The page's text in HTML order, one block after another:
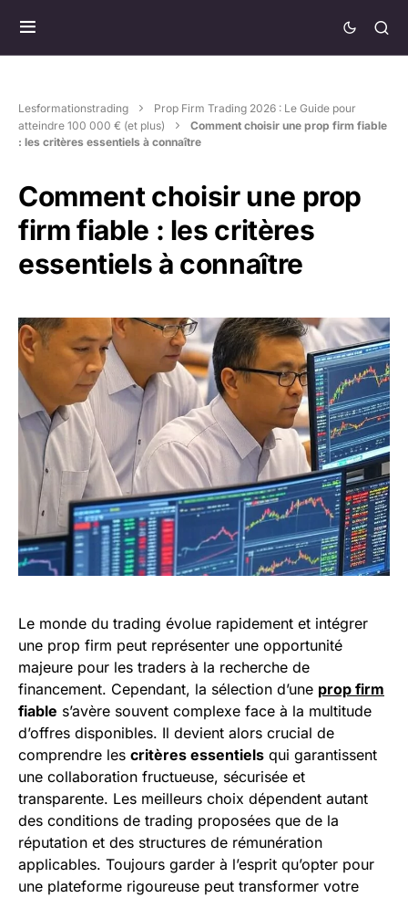
Lesformationstrading
Prop Firm Trading 2026 : Le Guide pour
atteindre 100 000 € (et plus)
Comment choisir une prop firm fiable
: les critères essentiels à connaître
Comment choisir une prop
firm fiable : les critères
essentiels à connaître
Le monde du trading évolue rapidement et intégrer
une prop firm peut représenter une opportunité
majeure pour les traders à la recherche de
financement. Cependant, la sélection d’une prop firm
fiable s’avère souvent complexe face à la multitude
d’offres disponibles. Il devient alors crucial de
comprendre les critères essentiels qui garantissent
une collaboration fructueuse, sécurisée et
transparente. Les meilleurs choix dépendent autant
des conditions de trading proposées que de la
réputation et des structures de rémunération
applicables. Toujours garder à l’esprit qu’opter pour
une plateforme rigoureuse peut transformer votre